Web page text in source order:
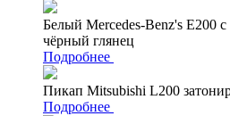
Белый Mercedes-Benz's Е200
чёрный глянец
Подробнее
Пикап Mitsubishi L200
Подробнее